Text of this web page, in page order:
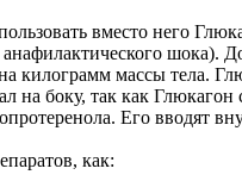
вместо него
шока).
килограмм массы тела.
на боку, так как
Его вводят
как: